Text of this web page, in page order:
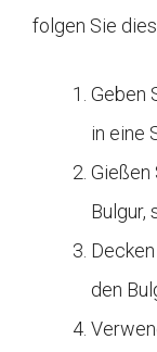
folgen Sie
Geben
in eine
Gießen
Bulgur,
den